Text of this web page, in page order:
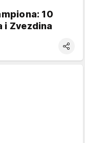
10
i Zvezdina